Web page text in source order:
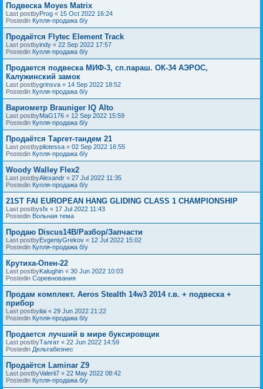
Подвеска Moyes Matrix
Last postbyProg « 15 Oct 2022 16:24
Postedin Купля-продажа б/у
Продаётся Flytec Element Track
Last postbyindy « 22 Sep 2022 17:57
Postedin Купля-продажа б/у
Продается подвеска МИФ-3, сп.параш. ОК-34 АЭРОС,
Калужинский замок
Last postbygrinsva « 14 Sep 2022 18:52
Postedin Купля-продажа б/у
Вариометр Brauniger IQ Alto
Last postbyMaG176 « 12 Sep 2022 15:59
Postedin Купля-продажа б/у
Продаётся Таргет-тандем 21
Last postbypilotessa « 02 Sep 2022 16:55
Postedin Купля-продажа б/у
Woody Walley Flex2
Last postbyAlexandr « 27 Jul 2022 11:35
Postedin Купля-продажа б/у
21ST FAI EUROPEAN HANG GLIDING CLASS 1 CHAMPIONSHIP
Last postbysfx « 17 Jul 2022 11:43
Postedin Вольная тема
Продаю Discus14B/Разбор/Запчасти
Last postbyEvgeniyGrekov « 12 Jul 2022 15:02
Postedin Купля-продажа б/у
Крутиха-Опен-22
Last postbyKalughin « 30 Jun 2022 10:03
Postedin Соревнования
Продам комплект. Aeros Stealth 14w3 2014 г.в. + подвеска +
прибор
Last postbyilai « 29 Jun 2022 21:22
Postedin Купля-продажа б/у
Продается лучший в мире буксировщик
Last postbyТалгат « 22 Jun 2022 14:59
Postedin Дельтабизнес
Продаётся Laminar Z9
Last postbyValerii7 « 22 May 2022 08:42
Postedin Купля-продажа б/у